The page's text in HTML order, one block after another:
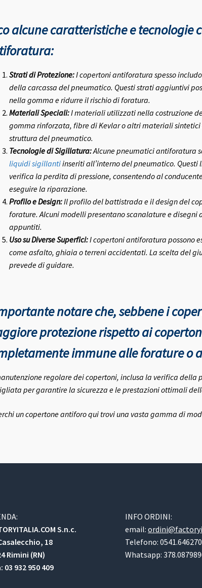
alcune caratteristiche e tecnologie
Strati di Protezione:I copertoni antiforatura spesso
della carcassa del pneumatico. Questi strati aggiuntivi
nella gomma e ridurre il rischio di foratura.
Materiali Speciali:I materiali utilizzati nella costruzione
gomma rinforzata, fibre di Kevlar o altri materiali
struttura del pneumatico.
Tecnologie di Sigillatura:Alcune pneumatici antiforatura
liquidi sigillantiinseriti all’interno del pneumatico. Questi
verifica la perdita di pressione, consentendo al
eseguire la riparazione.
Profilo e Design:Il profilo del battistrada e il design del
forature. Alcuni modelli presentano scanalature e
appuntiti.
Uso su Diverse Superfici:I copertoni antiforatura possono
come asfalto, ghiaia o terreni accidentati. La scelta del
prevede di guidare.
notare che, sebbene i
protezione rispetto ai
immune alle forature o
regolare dei copertoni, inclusa la verifica della
per garantire la sicurezza e le prestazioni ottimali
un copertone antiforo qui trovi una vasta gamma di
S.n.c.
18
Rimini (RN)
03 932 950 409
INFO ORDINI:
email:
Telefono: 0541.646270
Whatsapp: